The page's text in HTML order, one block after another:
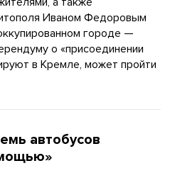
Иваном Федоровым
городе —
о «присоединении
в Кремле, может пройти
автобусов